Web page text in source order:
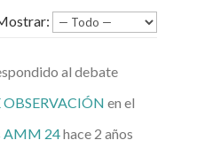
al debate
OBSERVACIÓN en el
AMM 24hace 2 años